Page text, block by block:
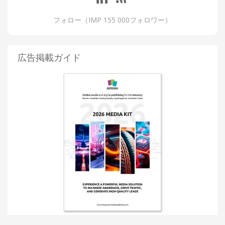
フォロー（IMP 155 000フォロワー）
広告掲載ガイド